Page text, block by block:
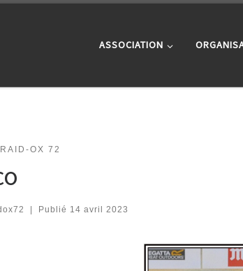
ASSOCIATION
OX 72
| Publié 14 avril 2023